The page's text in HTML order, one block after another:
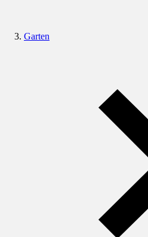
Garten